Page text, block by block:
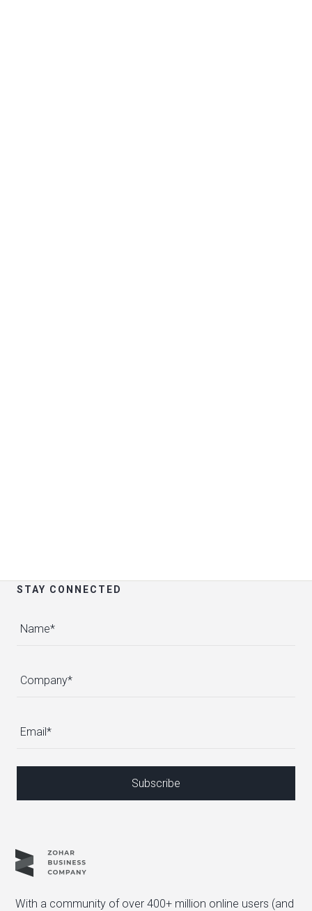
STAY CONNECTED
With a community of over 400+ million online users (and